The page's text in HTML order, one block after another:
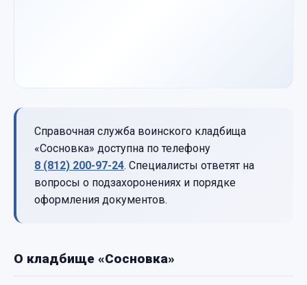
Справочная служба воинского кладбища
«Сосновка» доступна по телефону
8 (812) 200-97-24. Специалисты ответят на
вопросы о подзахоронениях и порядке
оформления документов.
О кладбище «Сосновка»